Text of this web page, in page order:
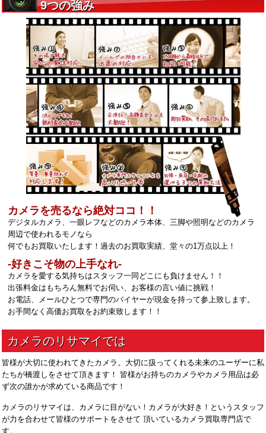
カメラを売るなら絶対ココ！！
デジタルカメラ、一眼レフなどのカメラ本体、三脚や照明などのカメラ
周辺で使われるモノなら
何でもお買取いたします！過去のお買取実績、堂々の1万点以上！
‐好きこそ物の上手なれ‐
カメラを愛する気持ちはスタッフ一同どこにも負けません！！
出張料金はもちろん無料でお伺い、お客様の言い値に挑戦！
お電話、メールひとつで専門のバイヤーが現金を持って参上致します。
お手間なく高価お買取をお約束致します！！
皆様が大切に使われてきたカメラ。大切に扱ってくれる未来のユーザーに私
たちが橋渡しをさせて頂きます！ 皆様がお持ちのカメラやカメラ用品は必
ず次の誰かが求めている商品です！
カメラのリサマイは、カメラに目がない！カメラが大好き！というスタッフ
が力を合わせて皆様のサポートをさせて 頂いているカメラ買取専門店で
す。